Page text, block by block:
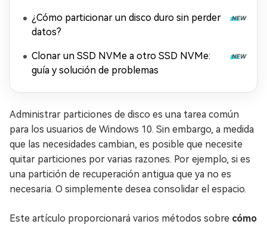
¿Cómo particionar un disco duro sin perder
datos?
Clonar un SSD NVMe a otro SSD NVMe:
guía y solución de problemas
Administrar particiones de disco es una tarea común
para los usuarios de Windows 10. Sin embargo, a medida
que las necesidades cambian, es posible que necesite
quitar particiones por varias razones. Por ejemplo, si es
una partición de recuperación antigua que ya no es
necesaria. O simplemente desea consolidar el espacio.
Este artículo proporcionará varios métodos sobre cómo